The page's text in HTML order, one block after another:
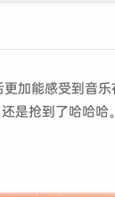
加能感受到音
是抢到了哈哈哈。